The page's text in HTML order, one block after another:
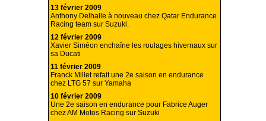
13 février 2009
Anthony Delhalle à nouveau chez Qatar Endurance
Racing team sur Suzuki.
12 février 2009
Xavier Siméon enchaîne les roulages hivernaux sur
sa Ducati
11 février 2009
Franck Millet refait une 2e saison en endurance
chez LTG 57 sur Yamaha
10 février 2009
Une 2e saison en endurance pour Fabrice Auger
chez AM Motos Racing sur Suzuki